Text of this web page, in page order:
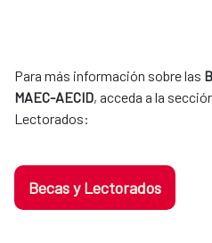
Para más información sobre las
MAEC-AECID, acceda a la
Lectorados:
Becas y Lectorados